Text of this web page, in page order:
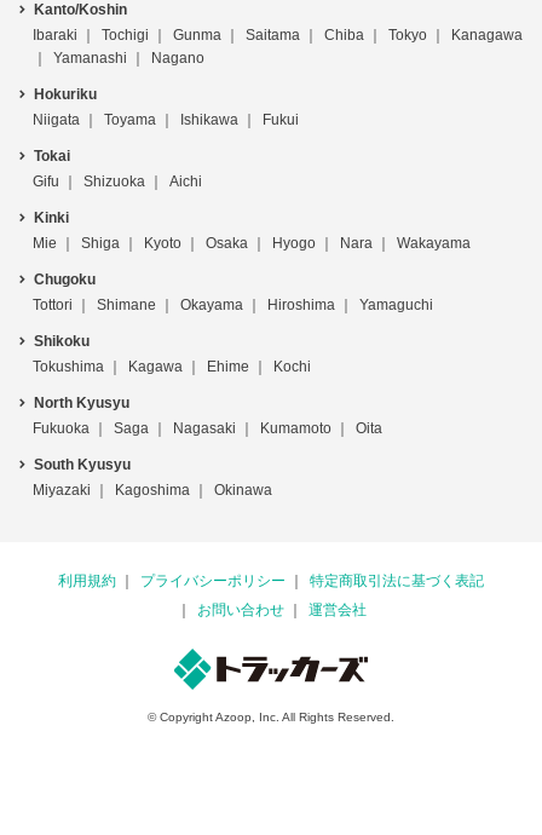
Kanto/Koshin
Ibaraki
Tochigi Gunma Saitama Chiba Tokyo
Kanagawa
Yamanashi
Nagano
Hokuriku
Niigata
Toyama Ishikawa Fukui
Tokai
Gifu
Shizuoka Aichi
Kinki
Mie
Shiga Kyoto Osaka Hyogo Nara Wakayama
Chugoku
Tottori
Shimane Okayama Hiroshima Yamaguchi
Shikoku
Tokushima
Kagawa Ehime Kochi
North Kyusyu
Fukuoka
Saga Nagasaki Kumamoto Oita
South Kyusyu
Miyazaki
Kagoshima Okinawa
利用規約 プライバシーポリシー
特定商取引法に基づく表記
お問い合わせ
運営会社
© Copyright Azoop, Inc. All Rights Reserved.